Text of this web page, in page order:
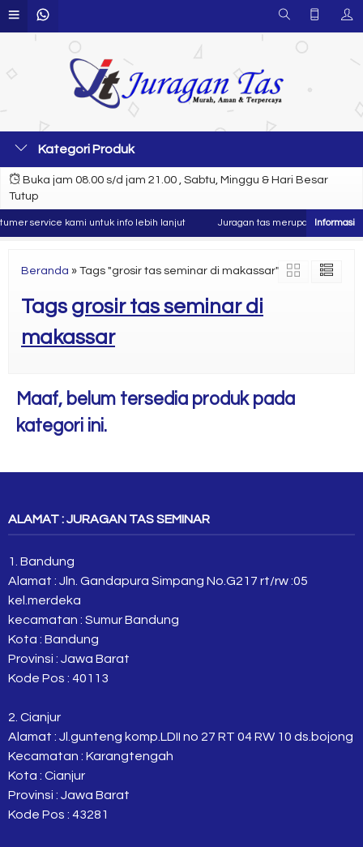
Kategori Produk
Buka jam 08.00 s/d jam 21.00 , Sabtu, Minggu & Hari Besar
Tutup
service kami untuk info lebih lanjut Juragan tas merupakan
Beranda » Tags "grosir tas seminar di makassar"
Tags grosir tas seminar di
makassar
Maaf, belum tersedia produk pada
kategori ini.
ALAMAT : JURAGAN TAS SEMINAR
1. Bandung
Alamat : Jln. Gandapura Simpang No.G217 rt/rw :05
kel.merdeka
kecamatan : Sumur Bandung
Kota : Bandung
Provinsi : Jawa Barat
Kode Pos : 40113
2. Cianjur
Alamat : Jl.gunteng komp.LDII no 27 RT 04 RW 10 ds.bojong
Kecamatan : Karangtengah
Kota : Cianjur
Provinsi : Jawa Barat
Kode Pos : 43281